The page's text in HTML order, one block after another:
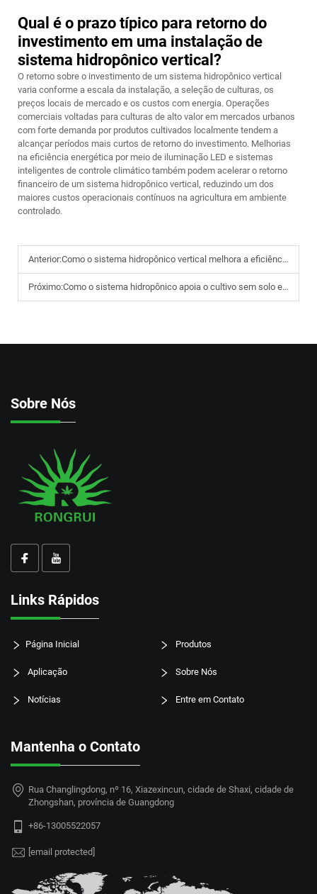
Qual é o prazo típico para retorno do
investimento em uma instalação de
sistema hidropônico vertical?
O retorno sobre o investimento de um sistema hidropônico vertical
varia conforme a escala da instalação, a seleção de culturas, os
preços locais de mercado e os custos com energia. Operações
comerciais voltadas para culturas de alto valor em mercados urbanos
com forte demanda por produtos cultivados localmente tendem a
alcançar períodos mais curtos de retorno do investimento. Melhorias
na eficiência energética por meio de iluminação LED e sistemas
inteligentes de controle climático também podem acelerar o retorno
financeiro de um sistema hidropônico vertical, reduzindo um dos
maiores custos operacionais contínuos na agricultura em ambiente
controlado.
Anterior:Como o sistema hidropônico vertical melhora a eficiência no uso do espaço em instalações urbanas de cultivo indoor
Próximo:Como o sistema hidropônico apoia o cultivo sem solo em ambientes agrícolas modernos
Sobre Nós
Links Rápidos
Página Inicial Produtos
Aplicação Sobre Nós
Notícias Entre em Contato
Mantenha o Contato
Rua Changlingdong, nº 16, Xiazexincun, cidade de Shaxi, cidade de
Zhongshan, província de Guangdong
+86-13005522057
[email protected]